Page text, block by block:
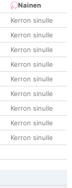
Nainen
Kerron sinulle
Kerron sinulle
Kerron sinulle
Kerron sinulle
Kerron sinulle
Kerron sinulle
Kerron sinulle
Kerron sinulle
Kerron sinulle